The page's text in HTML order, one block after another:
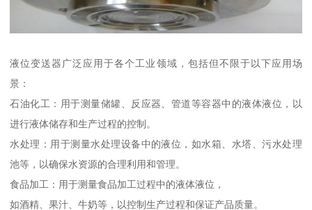
液位变送器广泛应用于各个工业领域，包括但不限于以下应用场
景：
石油化工：用于测量储罐、反应器、管道等容器中的液体液位，以
进行液体储存和生产过程的控制。
水处理：用于测量水处理设备中的液位，如水箱、水塔、污水处理
池等，以确保水资源的合理利用和管理。
食品加工：用于测量食品加工过程中的液体液位，
如酒精、果汁、牛奶等，以控制生产过程和保证产品质量。